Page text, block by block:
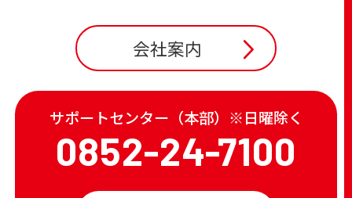
会社案内
サポートセンター（本部）※日曜除く
0852-24-7100